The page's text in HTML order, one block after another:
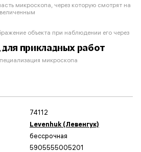
микроскопа, через которую смотрят на
объекта при наблюдении его через
для прикладных работ
микроскопа
74112
Levenhuk (Левенгук)
бессрочная
5905555005201